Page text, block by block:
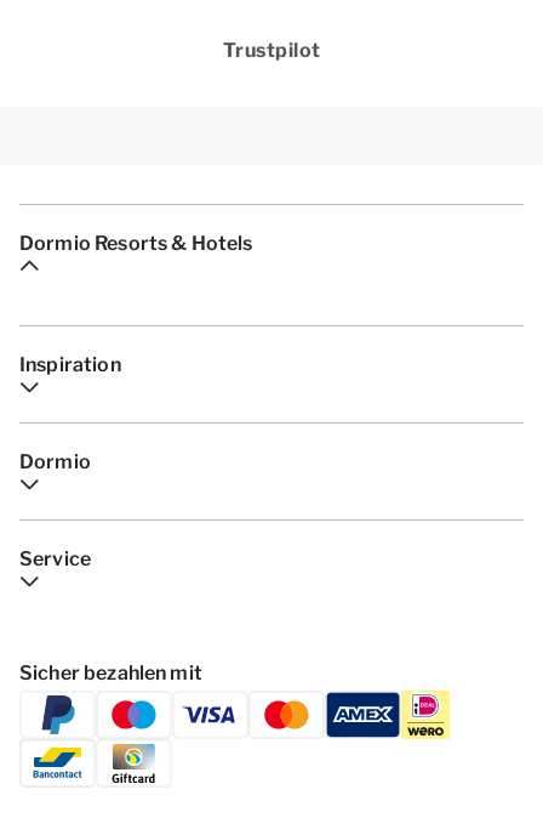
Trustpilot
Dormio Resorts & Hotels
Inspiration
Dormio
Service
Sicher bezahlen mit